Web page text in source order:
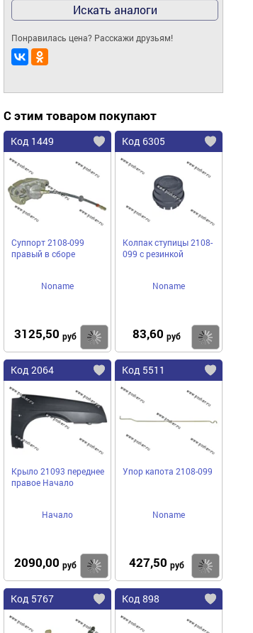
Искать аналоги
Понравилась цена? Расскажи друзьям!
С этим товаром покупают
Код 1449
Суппорт 2108-099
правый в сборе
Noname
3125,50 руб Купить
Код 6305
Колпак ступицы 2108-
099 с резинкой
Noname
83,60 руб
Код 2064
Крыло 21093 переднее
правое Начало
Начало
2090,00 руб Купить
Код 5511
Упор капота 2108-099
Noname
427,50 руб
Код 5767 Код 898